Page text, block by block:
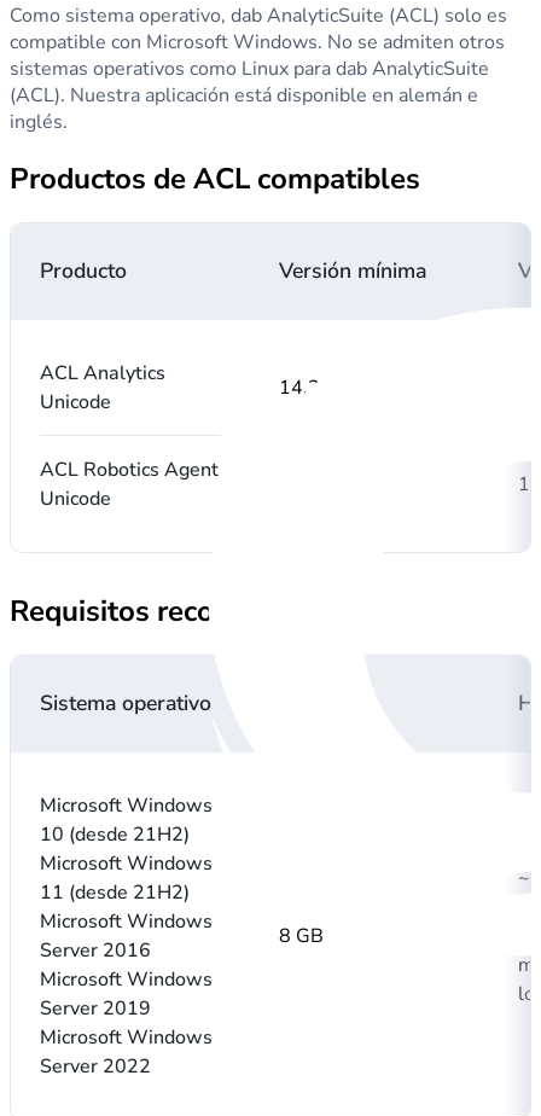
Como sistema operativo, dab AnalyticSuite (ACL) solo es
compatible con Microsoft Windows. No se admiten otros
sistemas operativos como Linux para dab AnalyticSuite
(ACL). Nuestra aplicación está disponible en alemán e
inglés.
Productos de ACL compatibles
Producto Versión mínima
ACL Analytics
Unicode
14.2
ACL Robotics Agent
Unicode
Requisitos recomendados
Sistema operativo
Microsoft Windows
10 (desde 21H2)
Microsoft Windows
11 (desde 21H2)
Microsoft Windows
Server 2016
Microsoft Windows
Server 2019
Microsoft Windows
Server 2022
8 GB
~